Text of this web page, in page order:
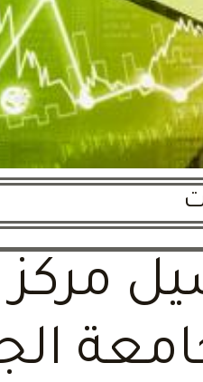
مركز